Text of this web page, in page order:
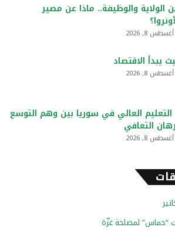
الولاية والوظيفة.. ماذا عن مصير
أغسطس 8, 2026
يبدأ الاقتصاد
أغسطس 8, 2026
التعليم العالي في سوريا بين وهم التوسع
التعافي
أغسطس 8, 2026
“حماس” لمصلحة غزّة